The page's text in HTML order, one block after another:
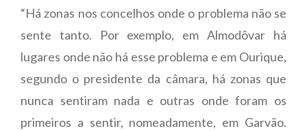
“Há zonas nos concelhos onde o problema não se
sente tanto. Por exemplo, em Almodôvar há
lugares onde não há esse problema e em Ourique,
segundo o presidente da câmara, há zonas que
nunca sentiram nada e outras onde foram os
primeiros a sentir, nomeadamente, em Garvão.